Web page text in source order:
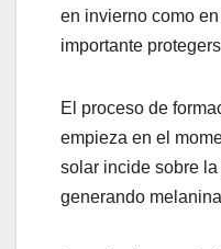
en invierno como
importante
El proceso de
empieza en el
solar incide sobre
generando